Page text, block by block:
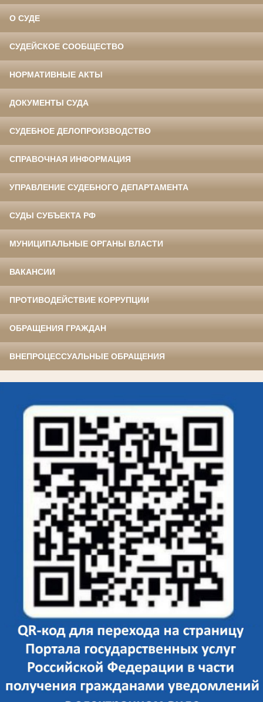
О СУДЕ
СУДЕЙСКОЕ СООБЩЕСТВО
НОРМАТИВНЫЕ АКТЫ
ДОКУМЕНТЫ СУДА
СУДЕБНОЕ ДЕЛОПРОИЗВОДСТВО
СПРАВОЧНАЯ ИНФОРМАЦИЯ
УПРАВЛЕНИЕ СУДЕБНОГО ДЕПАРТАМЕНТА
СУДЫ СУБЪЕКТА РФ
МУНИЦИПАЛЬНЫЕ ОРГАНЫ ВЛАСТИ
ВАКАНСИИ
ПРОТИВОДЕЙСТВИЕ КОРРУПЦИИ
ОБРАЩЕНИЯ ГРАЖДАН
ВНЕПРОЦЕССУАЛЬНЫЕ ОБРАЩЕНИЯ